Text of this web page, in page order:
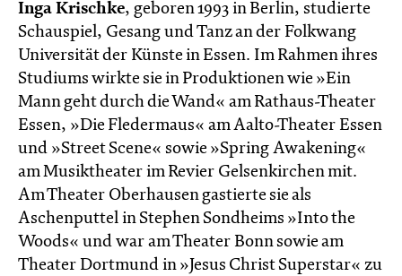
Inga Krischke, geboren 1993 in Berlin, studierte
Schauspiel, Gesang und Tanz an der Folkwang
Universität der Künste in Essen. Im Rahmen ihres
Studiums wirkte sie in Produktionen wie »Ein
Mann geht durch die Wand« am Rathaus-Theater
Essen, »Die Fledermaus« am Aalto-Theater Essen
und »Street Scene« sowie »Spring Awakening«
am Musiktheater im Revier Gelsenkirchen mit.
Am Theater Oberhausen gastierte sie als
Aschenputtel in Stephen Sondheims »Into the
Woods« und war am Theater Bonn sowie am
Theater Dortmund in »Jesus Christ Superstar« zu